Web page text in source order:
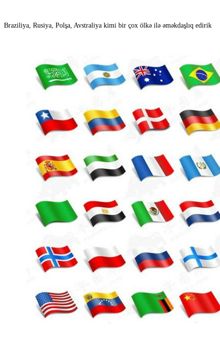
Braziliya, Rusiya, Polşa, Avstraliya kimi bir çox ölkə ilə əməkdaşlıq edirik